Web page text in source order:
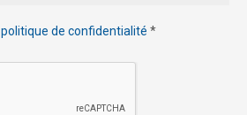
politique de confidentialité *